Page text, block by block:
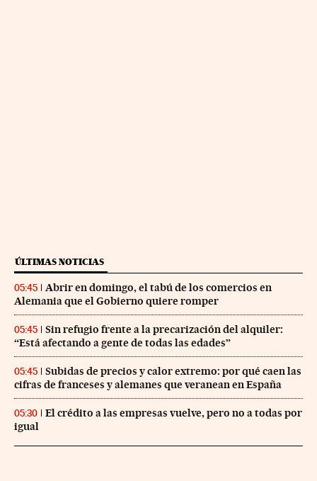
ÚLTIMAS NOTICIAS
05:45
Abrir en domingo, el tabú de los comercios en
Alemania que el Gobierno quiere romper
05:45
Sin refugio frente a la precarización del alquiler:
“Está afectando a gente de todas las edades”
05:45
Subidas de precios y calor extremo: por qué caen las
cifras de franceses y alemanes que veranean en España
05:30
El crédito a las empresas vuelve, pero no a todas por
igual